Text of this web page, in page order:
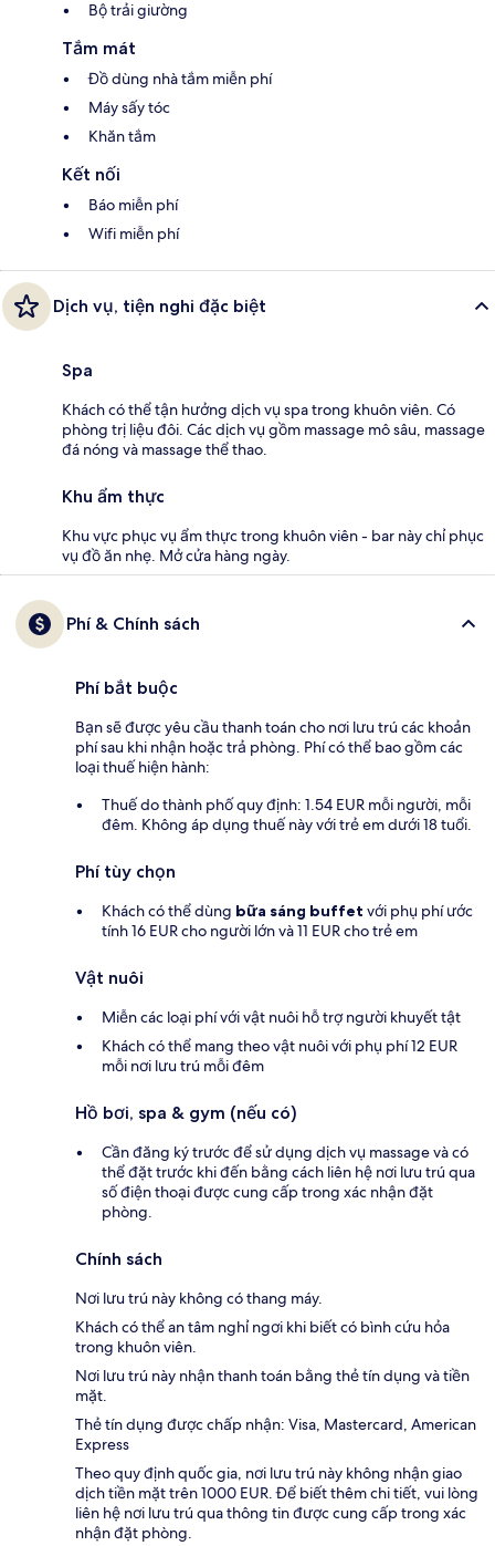
Bộ trải giường
Tắm mát
Đồ dùng nhà tắm miễn phí
Máy sấy tóc
Khăn tắm
Kết nối
Báo miễn phí
Wifi miễn phí
Dịch vụ, tiện nghi đặc biệt
Spa
Khách có thể tận hưởng dịch vụ spa trong khuôn viên. Có
phòng trị liệu đôi. Các dịch vụ gồm massage mô sâu, massage
đá nóng và massage thể thao.
Khu ẩm thực
Khu vực phục vụ ẩm thực trong khuôn viên - bar này chỉ phục
vụ đồ ăn nhẹ. Mở cửa hàng ngày.
Phí & Chính sách
Phí bắt buộc
Bạn sẽ được yêu cầu thanh toán cho nơi lưu trú các khoản
phí sau khi nhận hoặc trả phòng. Phí có thể bao gồm các
loại thuế hiện hành:
Thuế do thành phố quy định: 1.54 EUR mỗi người, mỗi
đêm. Không áp dụng thuế này với trẻ em dưới 18 tuổi.
Phí tùy chọn
Khách có thể dùng bữa sáng buffet với phụ phí ước
tính 16 EUR cho người lớn và 11 EUR cho trẻ em
Vật nuôi
Miễn các loại phí với vật nuôi hỗ trợ người khuyết tật
Khách có thể mang theo vật nuôi với phụ phí 12 EUR
mỗi nơi lưu trú mỗi đêm
Hồ bơi, spa & gym (nếu có)
Cần đăng ký trước để sử dụng dịch vụ massage và có
thể đặt trước khi đến bằng cách liên hệ nơi lưu trú qua
số điện thoại được cung cấp trong xác nhận đặt
phòng.
Chính sách
Nơi lưu trú này không có thang máy.
Khách có thể an tâm nghỉ ngơi khi biết có bình cứu hỏa
trong khuôn viên.
Nơi lưu trú này nhận thanh toán bằng thẻ tín dụng và tiền
mặt.
Thẻ tín dụng được chấp nhận: Visa, Mastercard, American
Express
Theo quy định quốc gia, nơi lưu trú này không nhận giao
dịch tiền mặt trên 1000 EUR. Để biết thêm chi tiết, vui lòng
liên hệ nơi lưu trú qua thông tin được cung cấp trong xác
nhận đặt phòng.